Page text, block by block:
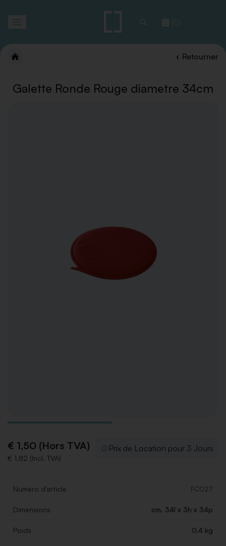
(0)
Retourner
Galette Ronde Rouge diametre 34cm
€ 1,50 (Hors TVA)
€ 1,82 (Incl. TVA)
Prix de Location pour 3 Jours
Numéro d'article FC027
Dimensions cm. 34l x 3h x 34p
Poids 0.4 kg